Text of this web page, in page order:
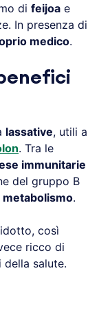
di feijoa e
In presenza di
medico.
lassative, utili a
. Tra le
immunitarie
del gruppo B
.
così
ricco di
della salute.